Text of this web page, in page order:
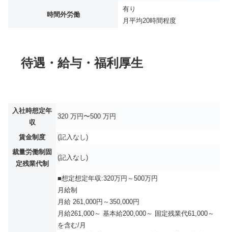
時間外労働
有り
月平均20時間程度
待遇・給与・福利厚生
入社時想定年
収
320 万円〜500 万円
賃金制度
(記入なし)
裁量労働制固
定残業代制
(記入なし)
■想定想定年収:320万円～500万円
月給制
月給 261,000円～350,000円
月給261,000～ 基本給200,000～ 固定残業代61,000～
を含む/月